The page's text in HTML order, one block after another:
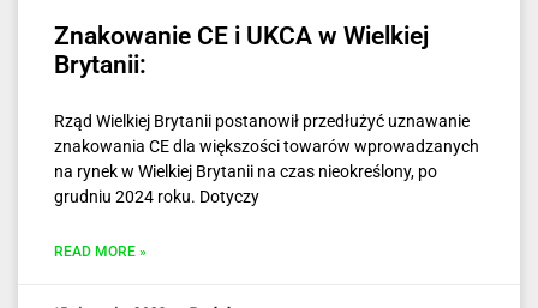
Znakowanie CE i UKCA w Wielkiej
Brytanii:
Rząd Wielkiej Brytanii postanowił przedłużyć uznawanie
znakowania CE dla większości towarów wprowadzanych
na rynek w Wielkiej Brytanii na czas nieokreślony, po
grudniu 2024 roku. Dotyczy
READ MORE »